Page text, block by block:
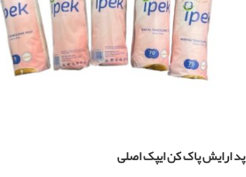
پد ارایش پاک کن ایپک اصلی